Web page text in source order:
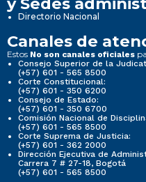
Directorio Nacional
Canales de
Estos No son canales oficiales
Consejo Superior de la
(+57) 601 - 565 8500
Corte Constitucional:
(+57) 601 - 350 6200
Consejo de Estado:
(+57) 601 - 350 6700
Comisión Nacional de
(+57) 601 - 565 8500
Corte Suprema de Justicia:
(+57) 601 - 362 2000
Dirección Ejecutiva de
Carrera 7 # 27-18, Bogotá
(+57) 601 - 565 8500